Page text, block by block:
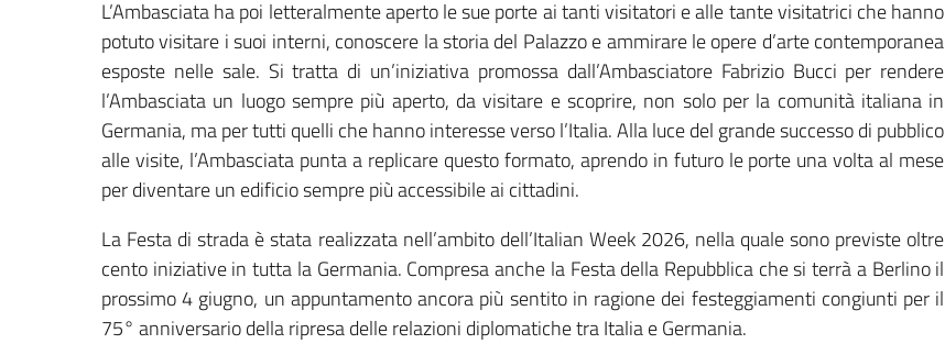
L’Ambasciata ha poi letteralmente aperto le sue porte ai tanti visitatori e alle tante visitatrici che hanno
potuto visitare i suoi interni, conoscere la storia del Palazzo e ammirare le opere d’arte contemporanea
esposte nelle sale. Si tratta di un’iniziativa promossa dall’Ambasciatore Fabrizio Bucci per rendere
l’Ambasciata un luogo sempre più aperto, da visitare e scoprire, non solo per la comunità italiana in
Germania, ma per tutti quelli che hanno interesse verso l’Italia. Alla luce del grande successo di pubblico
alle visite, l’Ambasciata punta a replicare questo formato, aprendo in futuro le porte una volta al mese
per diventare un edificio sempre più accessibile ai cittadini.
La Festa di strada è stata realizzata nell’ambito dell’Italian Week 2026, nella quale sono previste oltre
cento iniziative in tutta la Germania. Compresa anche la Festa della Repubblica che si terrà a Berlino il
prossimo 4 giugno, un appuntamento ancora più sentito in ragione dei festeggiamenti congiunti per il
75° anniversario della ripresa delle relazioni diplomatiche tra Italia e Germania.